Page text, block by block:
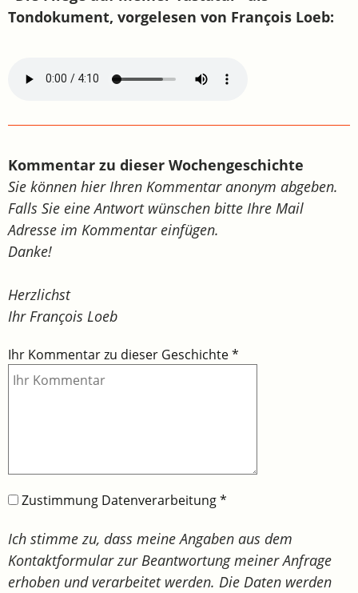
Tondokument, vorgelesen von François Loeb:
Kommentar zu dieser Wochengeschichte
Sie können hier Ihren Kommentar anonym abgeben.
Falls Sie eine Antwort wünschen bitte Ihre Mail
Adresse im Kommentar einfügen.
Danke!
Herzlichst
Ihr François Loeb
Ihr Kommentar zu dieser Geschichte*
Zustimmung Datenverarbeitung*
Ich stimme zu, dass meine Angaben aus dem
Kontaktformular zur Beantwortung meiner Anfrage
erhoben und verarbeitet werden. Die Daten werden